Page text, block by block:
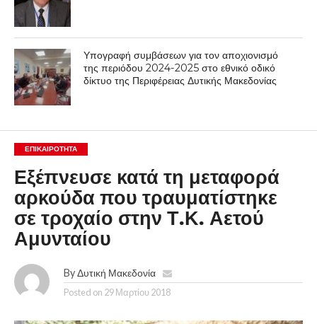
Υπογραφή συμβάσεων για τον αποχιονισμό
της περιόδου 2024-2025 στο εθνικό οδικό
δίκτυο της Περιφέρειας Δυτικής Μακεδονίας
ΕΠΙΚΑΙΡΟΤΗΤΑ
Εξέπνευσε κατά τη μεταφορά
αρκούδα που τραυματίστηκε
σε τροχαίο στην Τ.Κ. Αετού
Αμυνταίου
By Δυτική Μακεδονία
Posted on 29 Μαρτίου 2018